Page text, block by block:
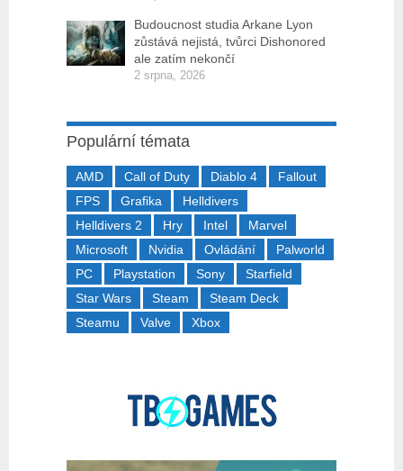
Budoucnost studia Arkane Lyon
zůstává nejistá, tvůrci Dishonored
ale zatím nekončí
2 srpna, 2026
Populární témata
AMD Call of Duty Diablo 4
Fallout
FPS
Grafika
Helldivers
Helldivers 2
Hry Intel
Marvel
Microsoft
Nvidia Ovládání
Palworld
PC
Playstation Sony
Starfield
Star Wars
Steam
Steam Deck
Steamu
Valve Xbox